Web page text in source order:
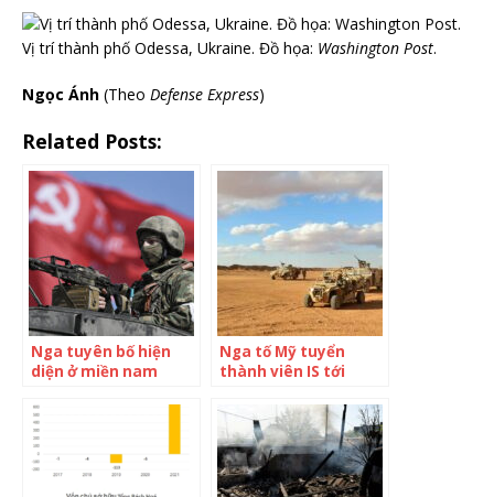
Vị trí thành phố Odessa, Ukraine. Đồ họa: Washington Post.
Ngọc Ánh (Theo Defense Express)
Related Posts:
Nga tuyên bố hiện
diện ở miền nam
Nga tố Mỹ tuyển
thành viên IS tới